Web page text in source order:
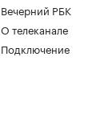
Вечерний РБК
О телеканале
Подключение